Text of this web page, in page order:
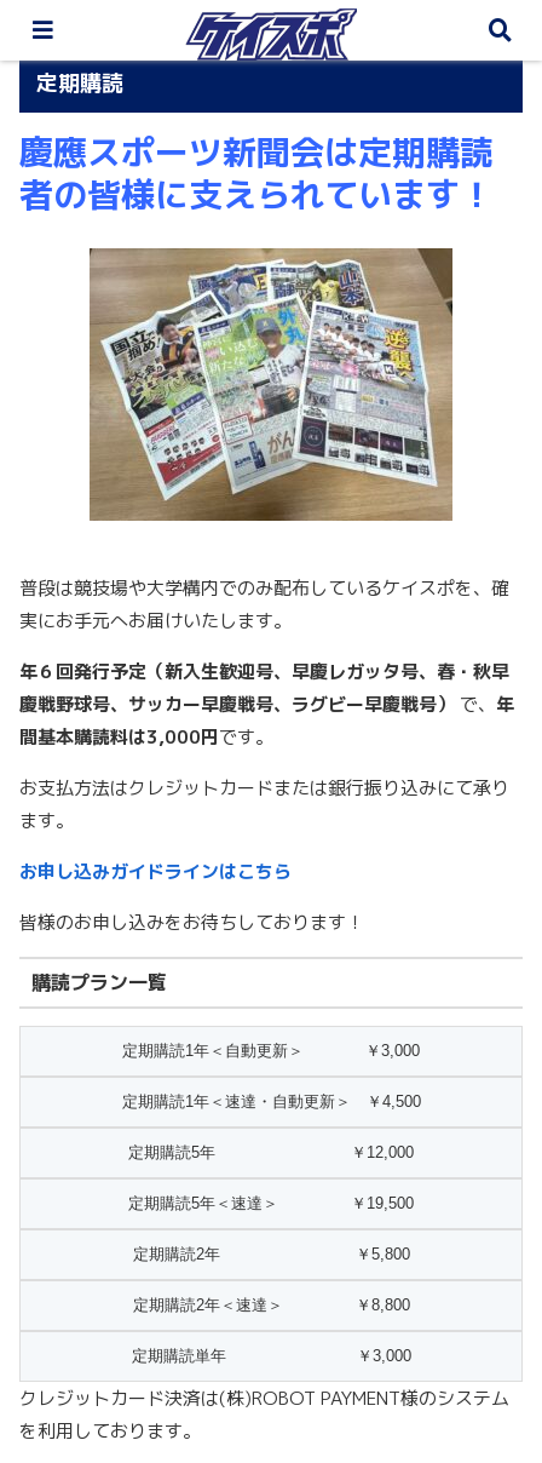
定期購読
慶應スポーツ新聞会は定期購読
者の皆様に支えられています！
普段は競技場や大学構内でのみ配布しているケイスポを、確
実にお手元へお届けいたします。
年６回発行予定（新入生歓迎号、早慶レガッタ号、春・秋早
慶戦野球号、サッカー早慶戦号、ラグビー早慶戦号）
で、 年
間基本購読料は3,000円です。
お支払方法はクレジットカードまたは銀行振り込みにて承り
ます。
お申し込みガイドラインはこちら
皆様のお申し込みをお待ちしております！
購読プラン一覧
クレジットカード決済は(株)ROBOT PAYMENT様のシステム
を利用しております。